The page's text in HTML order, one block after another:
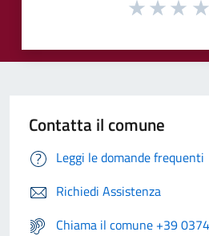
Contatta il comune
Leggi le domande frequenti
Richiedi Assistenza
Chiama il comune +39